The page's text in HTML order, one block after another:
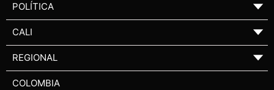
POLÍTICA ▼
CALI ▼
REGIONAL ▼
COLOMBIA